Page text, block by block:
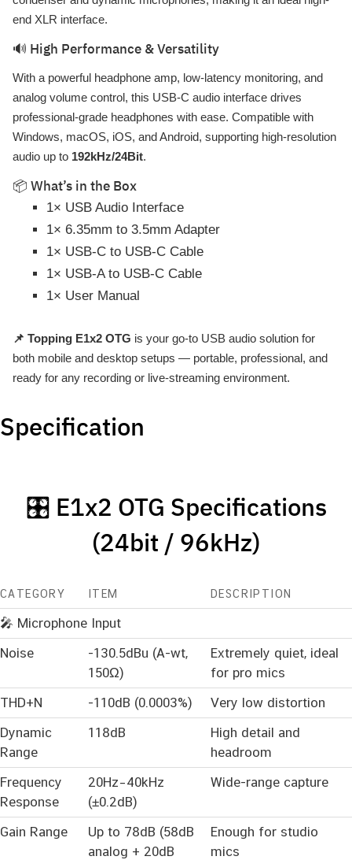
end XLR interface.
🔊 High Performance & Versatility
With a powerful headphone amp, low-latency monitoring, and
analog volume control, this USB-C audio interface drives
professional-grade headphones with ease. Compatible with
Windows, macOS, iOS, and Android, supporting high-resolution
audio up to 192kHz/24Bit.
📦 What’s in the Box
1× USB Audio Interface
1× 6.35mm to 3.5mm Adapter
1× USB-C to USB-C Cable
1× USB-A to USB-C Cable
1× User Manual
📌 Topping E1x2 OTG is your go-to USB audio solution for
both mobile and desktop setups — portable, professional, and
ready for any recording or live-streaming environment.
Specification
🎛️ E1x2 OTG Specifications
(24bit / 96kHz)
CATEGORY ITEM DESCRIPTION
🎤 Microphone Input
Noise
-130.5dBu (A-wt,
150Ω)
Extremely quiet, ideal
for pro mics
THD+N
-110dB (0.0003%)
Very low distortion
Dynamic
Range
118dB
High detail and
headroom
Frequency
Response
20Hz–40kHz
(±0.2dB)
Wide-range capture
Gain Range
Up to 78dB (58dB
analog + 20dB
Enough for studio
mics